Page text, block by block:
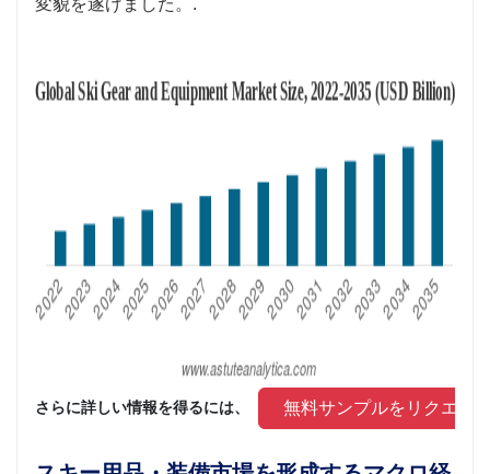
変貌を遂げました。.
さらに詳しい情報を得るには、 無料サンプルをリクエス